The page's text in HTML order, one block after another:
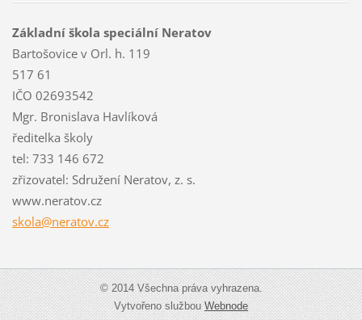
Základní škola speciální Neratov
Bartošovice v Orl. h. 119
517 61
IČO 02693542
Mgr. Bronislava Havlíková
ředitelka školy
tel: 733 146 672
zřizovatel: Sdružení Neratov, z. s.
www.neratov.cz
skola@neratov.cz
© 2014 Všechna práva vyhrazena.
Vytvořeno službouWebnode